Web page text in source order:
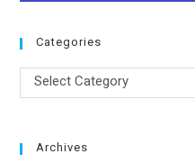
Categories
Categories
Select Category
Archives